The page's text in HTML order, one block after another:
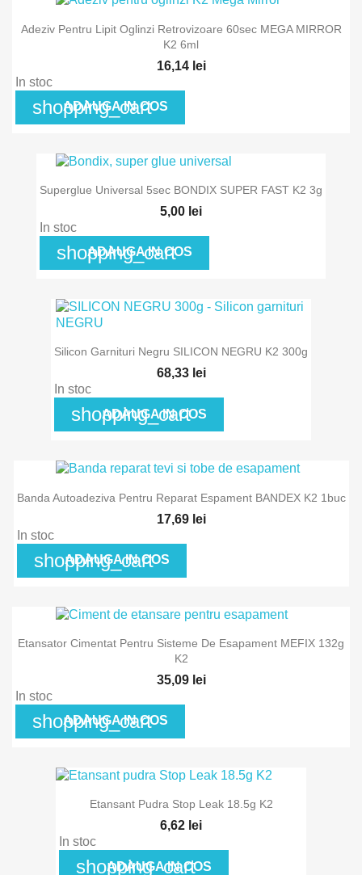
Adeziv Pentru Lipit Oglinzi Retrovizoare 60sec MEGA MIRROR
K2 6ml
16,14 lei
In stoc
shopping_cart
ADAUGA IN COS
Superglue Universal 5sec BONDIX SUPER FAST K2 3g
5,00 lei
In stoc
shopping_cart
ADAUGA IN COS
Silicon Garnituri Negru SILICON NEGRU K2 300g
68,33 lei
In stoc
shopping_cart
ADAUGA IN COS
Banda Autoadeziva Pentru Reparat Espament BANDEX K2 1buc
17,69 lei
In stoc
shopping_cart
ADAUGA IN COS
Etansator Cimentat Pentru Sisteme De Esapament MEFIX 132g
K2
35,09 lei
In stoc
shopping_cart
ADAUGA IN COS
Etansant Pudra Stop Leak 18.5g K2
6,62 lei
In stoc
shopping_cart
ADAUGA IN COS